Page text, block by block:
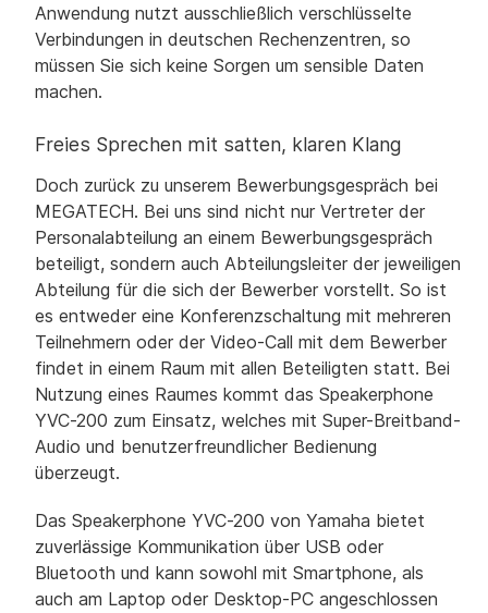
Anwendung nutzt ausschließlich verschlüsselte
Verbindungen in deutschen Rechenzentren, so
müssen Sie sich keine Sorgen um sensible Daten
machen.
Freies Sprechen mit satten, klaren Klang
Doch zurück zu unserem Bewerbungsgespräch bei
MEGATECH. Bei uns sind nicht nur Vertreter der
Personalabteilung an einem Bewerbungsgespräch
beteiligt, sondern auch Abteilungsleiter der jeweiligen
Abteilung für die sich der Bewerber vorstellt. So ist
es entweder eine Konferenzschaltung mit mehreren
Teilnehmern oder der Video-Call mit dem Bewerber
findet in einem Raum mit allen Beteiligten statt. Bei
Nutzung eines Raumes kommt das Speakerphone
YVC-200 zum Einsatz, welches mit Super-Breitband-
Audio und benutzerfreundlicher Bedienung
überzeugt.
Das Speakerphone YVC-200 von Yamaha bietet
zuverlässige Kommunikation über USB oder
Bluetooth und kann sowohl mit Smartphone, als
auch am Laptop oder Desktop-PC angeschlossen